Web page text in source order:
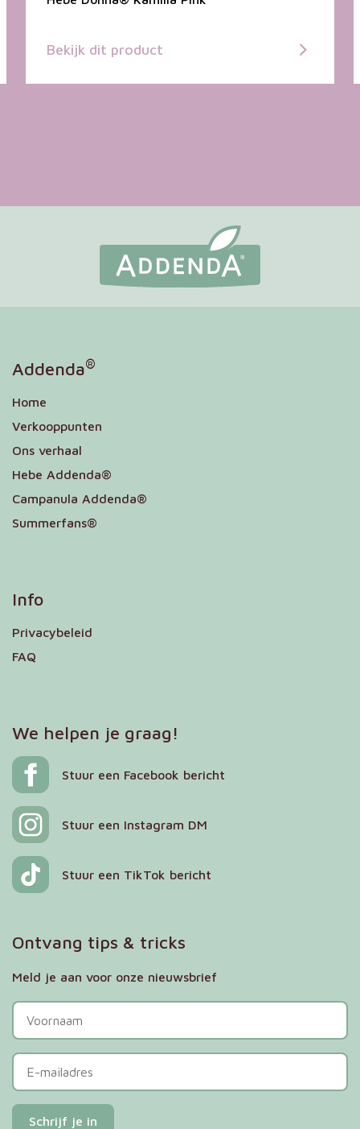
Bekijk dit product
Addenda®
Home
Verkooppunten
Ons verhaal
Hebe Addenda®
Campanula Addenda®
Summerfans®
Info
Privacybeleid
FAQ
We helpen je graag!
Stuur een Facebook bericht
Stuur een Instagram DM
Stuur een TikTok bericht
Ontvang tips & tricks
Meld je aan voor onze nieuwsbrief